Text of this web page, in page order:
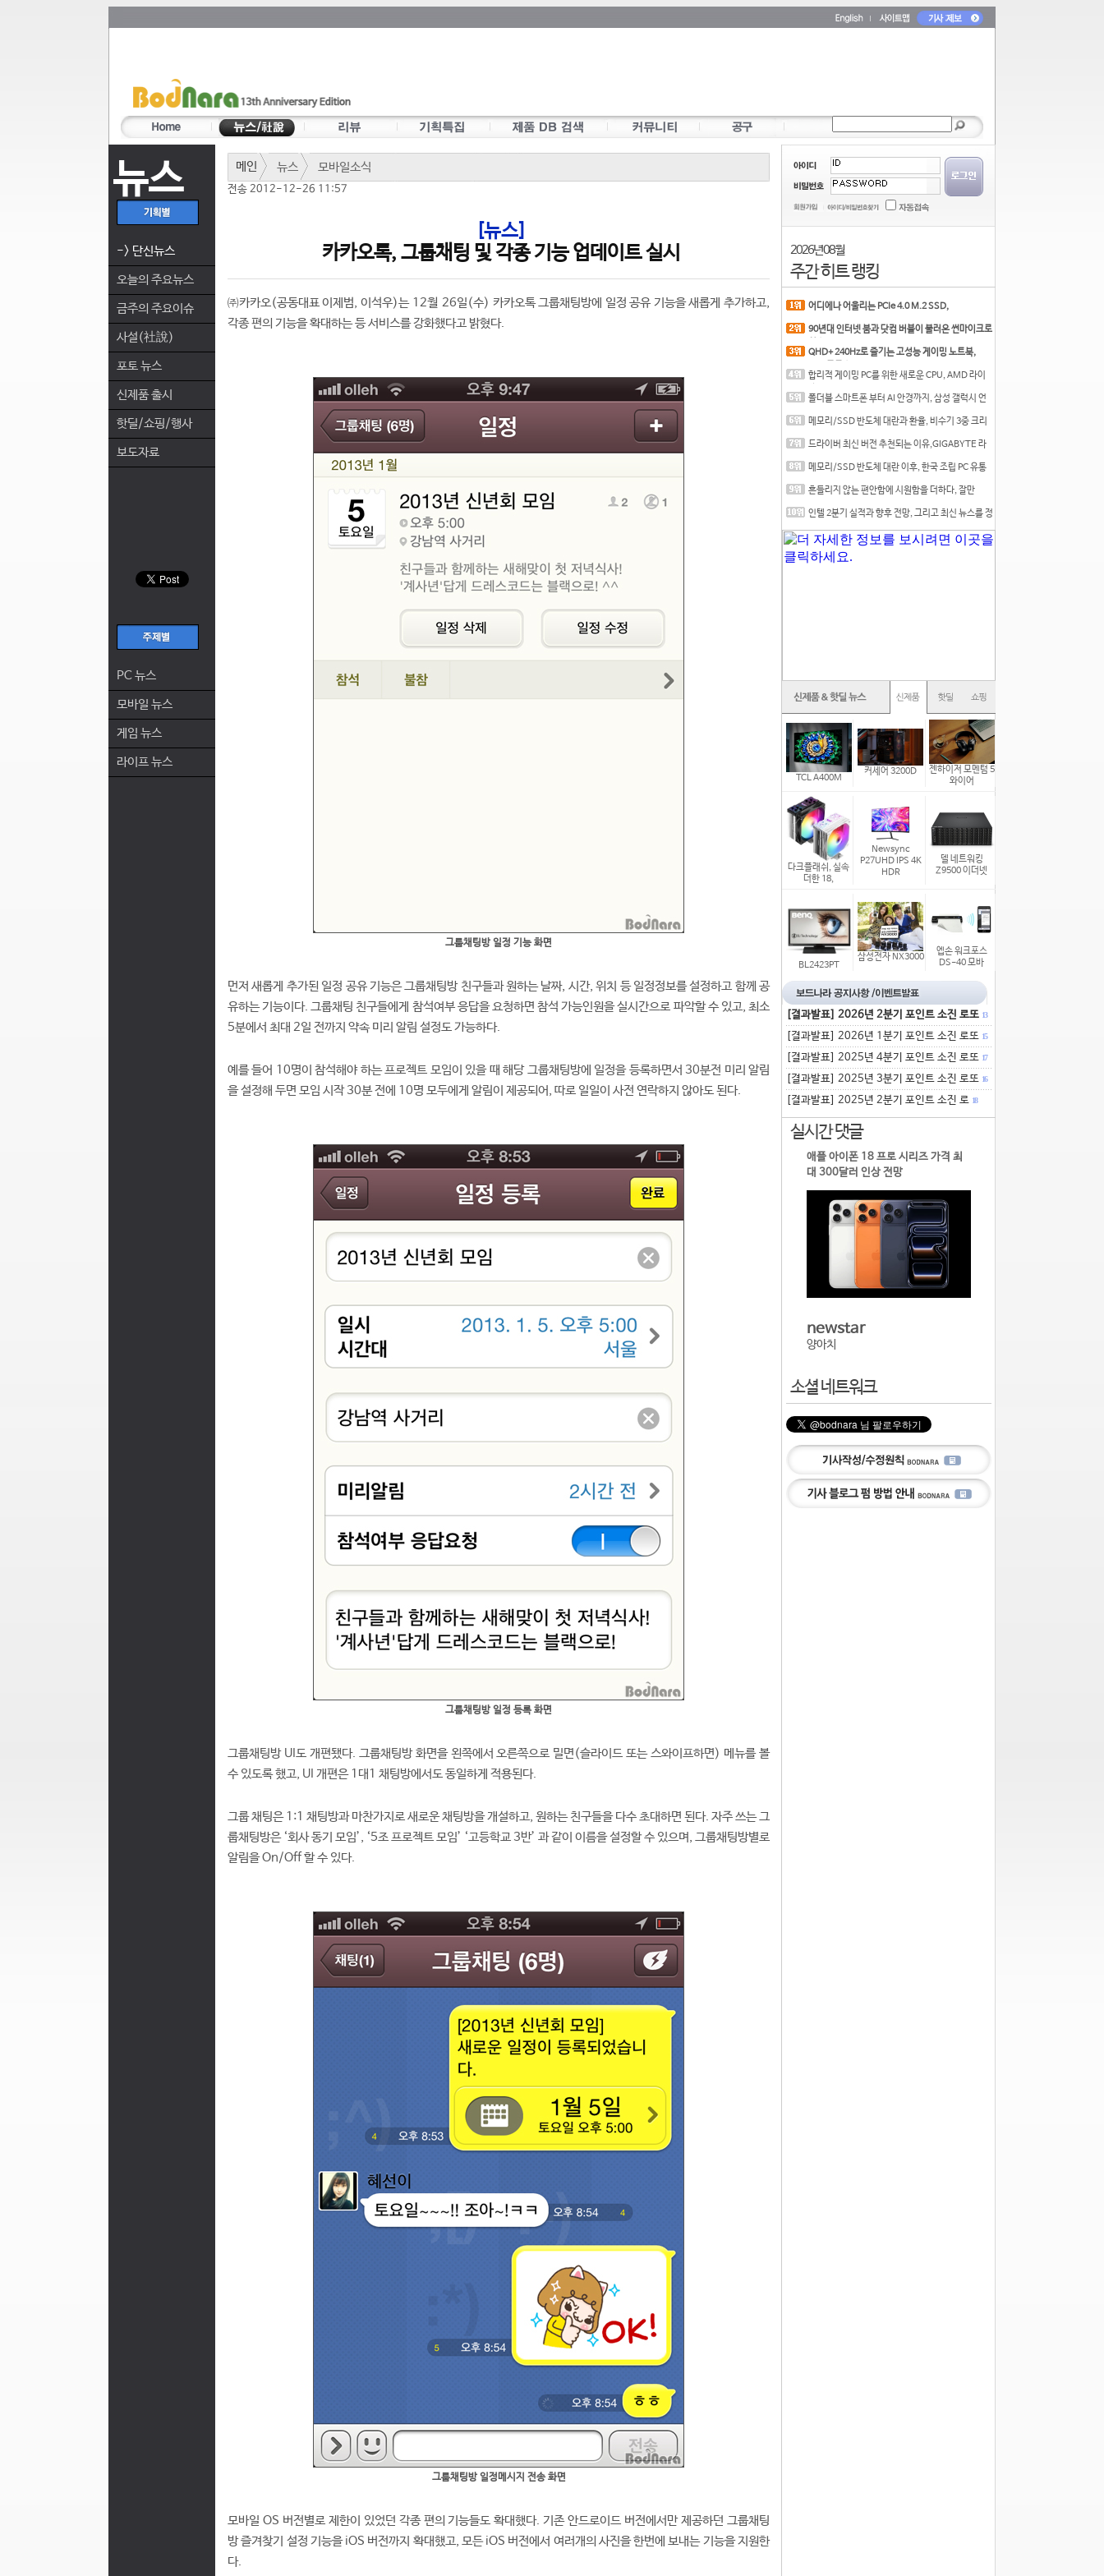
뉴스
-> 단신뉴스
오늘의 주요뉴스
금주의 주요이슈
사설(社說)
포토 뉴스
신제품 출시
핫딜/쇼핑/행사
보도자료
PC 뉴스
모바일 뉴스
게임 뉴스
라이프 뉴스
메인 뉴스 모바일소식
전송 2012-12-26 11:57
[뉴스]
카카오톡, 그룹채팅 및 각종 기능 업데이트 실시
㈜카카오(공동대표 이제범, 이석우)는 12월 26일(수) 카카오톡 그룹채팅방에 일정 공유 기능을 새롭게 추가하고,
각종 편의 기능을 확대하는 등 서비스를 강화했다고 밝혔다.
그룹채팅방 일정 기능 화면
먼저 새롭게 추가된 일정 공유 기능은 그룹채팅방 친구들과 원하는 날짜, 시간, 위치 등 일정정보를 설정하고 함께 공
유하는 기능이다. 그룹채팅 친구들에게 참석여부 응답을 요청하면 참석 가능인원을 실시간으로 파악할 수 있고, 최소
5분에서 최대 2일 전까지 약속 미리 알림 설정도 가능하다.
예를 들어 10명이 참석해야 하는 프로젝트 모임이 있을 때 해당 그룹채팅방에 일정을 등록하면서 30분전 미리 알림
을 설정해 두면 모임 시작 30분 전에 10명 모두에게 알림이 제공되어, 따로 일일이 사전 연락하지 않아도 된다.
그룹채팅방 일정 등록 화면
그룹채팅방 UI도 개편됐다. 그룹채팅방 화면을 왼쪽에서 오른쪽으로 밀면(슬라이드 또는 스와이프하면) 메뉴를 볼
수 있도록 했고, UI 개편은 1대1 채팅방에서도 동일하게 적용된다.
그룹 채팅은 1:1 채팅방과 마찬가지로 새로운 채팅방을 개설하고, 원하는 친구들을 다수 초대하면 된다. 자주 쓰는 그
룹채팅방은 ‘회사 동기 모임’, ‘5조 프로젝트 모임’ ‘고등학교 3반’ 과 같이 이름을 설정할 수 있으며, 그룹채팅방별로
알림을 On/Off 할 수 있다.
그룹채팅방 일정메시지 전송 화면
모바일 OS 버전별로 제한이 있었던 각종 편의 기능들도 확대했다. 기존 안드로이드 버전에서만 제공하던 그룹채팅
방 즐겨찾기 설정 기능을 iOS 버전까지 확대했고, 모든 iOS 버전에서 여러개의 사진을 한번에 보내는 기능을 지원한
다.
2026년 08월
주간 히트 랭킹
어디에나 어울리는 PCIe 4.0 M.2 SSD,
90년대 인터넷 붐과 닷컴 버블이 불러온 썬마이크로
QHD+ 240Hz로 즐기는 고성능 게이밍 노트북,
합리적 게이밍 PC를 위한 새로운 CPU, AMD 라이
폴더블 스마트폰 부터 AI 안경까지, 삼성 갤럭시 언
메모리/SSD 반도체 대란과 환율, 비수기 3중 크리
드라이버 최신 버전 추천되는 이유,GIGABYTE 라
메모리/SSD 반도체 대란 이후, 한국 조립 PC 유통
흔들리지 않는 편안함에 시원함을 더하다, 잘만
인텔 2분기 실적과 향후 전망, 그리고 최신 뉴스를 정
TCL A400M
커세어 3200D
젠하이저 모멘텀 5
와이어
다크플래쉬, 실속
더한 18,
Newsync
P27UHD IPS 4K
HDR
델 네트워킹
Z9500 이더넷
BL2423PT
삼성전자 NX3000
엡손 워크포스
DS-40 모바
[결과발표] 2026년 2분기 포인트 소진 로또 13
[결과발표] 2026년 1분기 포인트 소진 로또 15
[결과발표] 2025년 4분기 포인트 소진 로또 17
[결과발표] 2025년 3분기 포인트 소진 로또 16
[결과발표] 2025년 2분기 포인트 소진 로 18
실시간 댓글
애플 아이폰 18 프로 시리즈 가격 최
대 300달러 인상 전망
newstar
양아치
소셜 네트워크